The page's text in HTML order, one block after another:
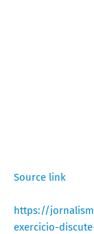
Source link
https://
exercicio-